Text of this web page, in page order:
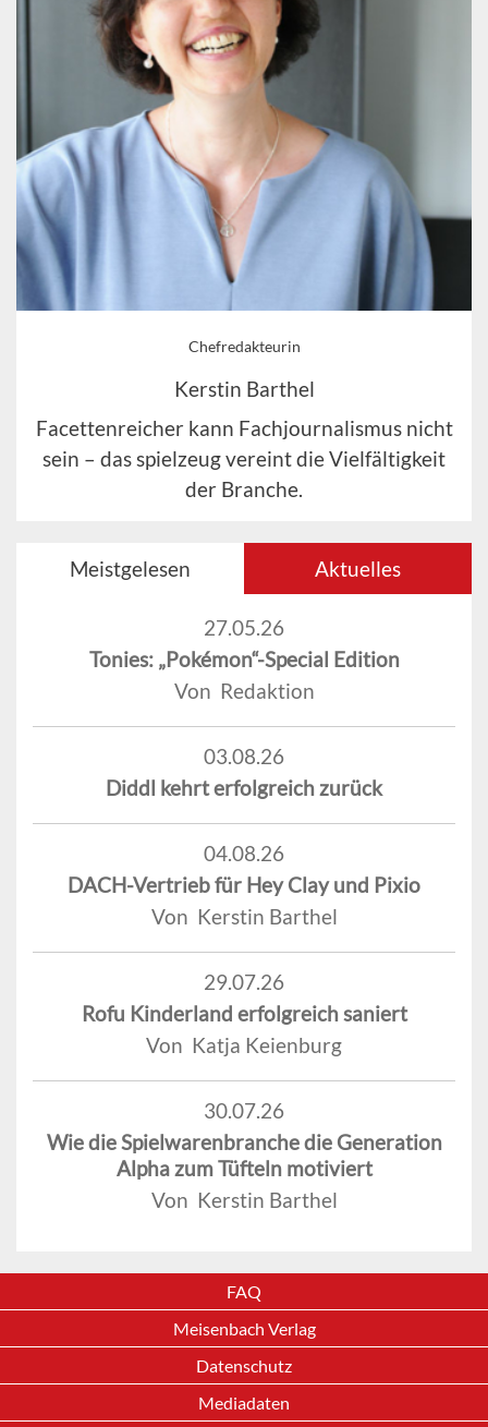
Chefredakteurin
Kerstin Barthel
Facettenreicher kann Fachjournalismus nicht
sein – das spielzeug vereint die Vielfältigkeit
der Branche.
Meistgelesen Aktuelles
27.05.26
Tonies: „Pokémon“-Special Edition
Von Redaktion
03.08.26
Diddl kehrt erfolgreich zurück
04.08.26
DACH-Vertrieb für Hey Clay und Pixio
Von Kerstin Barthel
29.07.26
Rofu Kinderland erfolgreich saniert
Von Katja Keienburg
30.07.26
Wie die Spielwarenbranche die Generation
Alpha zum Tüfteln motiviert
Von Kerstin Barthel
FAQ
Meisenbach Verlag
Datenschutz
Mediadaten